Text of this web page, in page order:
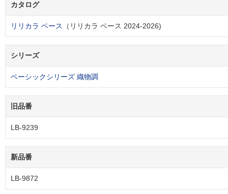
カタログ
リリカラ ベース （リリカラ ベース 2024-2026)
シリーズ
ベーシックシリーズ 織物調
旧品番
LB-9239
新品番
LB-9872